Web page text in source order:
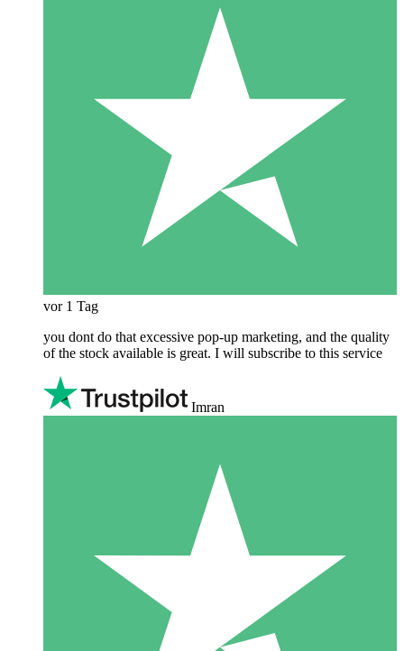
vor 1 Tag
you dont do that excessive pop-up marketing, and the quality
of the stock available is great. I will subscribe to this service
Imran